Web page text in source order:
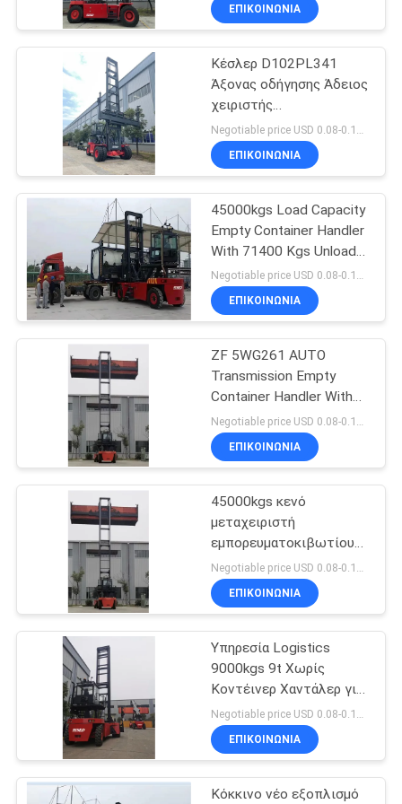
ΈΛΕΓΧΟΣ
SITEMAP
PRIVACY
POLICY
ηλεκτρικό forklift
φορτηγό
22
Στοιβαχτής
προσιτότητας
εμπορευματοκιβωτίων
56
Κενός χειριστής
εμπορευματοκιβωτίων
39
Forklift LPG
βενζίνης
εμπορευματοκιβωτίων
ΕΠΙΚΟΙΝΩΝΙΑ
Κέσλερ D102PL341
Άξονας οδήγησης Άδειος
χειριστής
εμπορευματοκιβωτίου
για εκφόρτωση 71400
Kgs Υπηρεσιακό βάρος
ΕΠΙΚΟΙΝΩΝΙΑ
45000kgs Load Capacity
Empty Container Handler
With 71400 Kgs Unload
Service Weight
Negotiable price USD 0.08-0.15/Piece MOQ:1 unit
ΕΠΙΚΟΙΝΩΝΙΑ
ZF 5WG261 AUTO
Transmission Empty
Container Handler With
Load Capacity Of
45000kgs Service
Weight Of 71400 Kgs
Negotiable price USD 0.08-0.15/Piece MOQ:1 unit
ΕΠΙΚΟΙΝΩΝΙΑ
45000kgs κενό
μεταχειριστή
εμπορευματοκιβωτίου
με CUMMINS QSM11-
330 κινητήρα
ΕΠΙΚΟΙΝΩΝΙΑ
Υπηρεσία Logistics
9000kgs 9t Χωρίς
Κοντέινερ Χαντάλερ για
ομαλή και χειριστική της
ικανότητας φόρτωσης
45000kgs
ΕΠΙΚΟΙΝΩΝΙΑ
Κόκκινο νέο εξοπλισμό